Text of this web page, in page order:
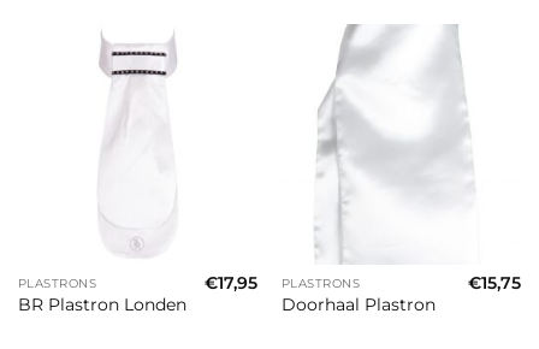
PLASTRONS
BR Plastron Londen
€17,95 PLASTRONS
Doorhaal Plastron
€15,75